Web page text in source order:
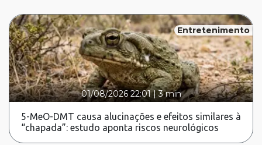
Entretenimento
01/08/2026 22:01|3 min
5-MeO-DMT causa alucinações e efeitos similares à
“chapada”: estudo aponta riscos neurológicos